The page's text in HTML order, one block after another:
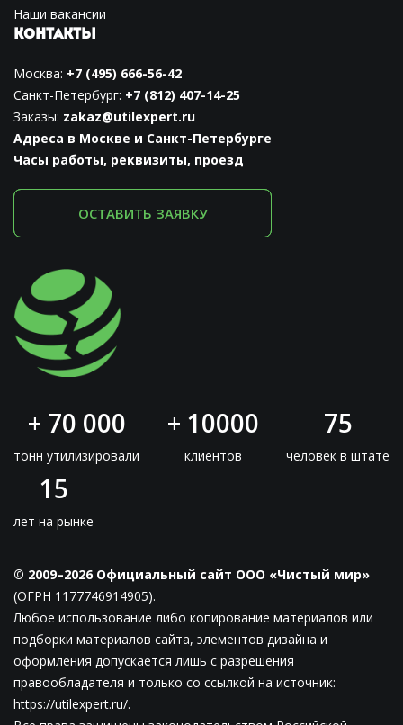
Наши вакансии
КОНТАКТЫ
Москва: +7 (495) 666-56-42
Санкт-Петербург: +7 (812) 407-14-25
Заказы: zakaz@utilexpert.ru
Адреса в Москве и Санкт-Петербурге
Часы работы, реквизиты, проезд
ОСТАВИТЬ ЗАЯВКУ
+ 70 000
тонн утилизировали
+ 10000
клиентов
75
человек в штате
15
лет на рынке
© 2009–2026 Официальный сайт ООО «Чистый мир»
(ОГРН 1177746914905).
Любое использование либо копирование материалов или
подборки материалов сайта, элементов дизайна и
оформления допускается лишь с разрешения
правообладателя и только со ссылкой на источник:
https://utilexpert.ru/.